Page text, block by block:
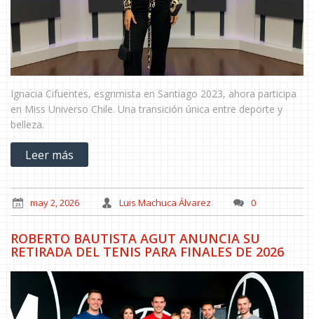
Ignacia Cifuentes, esgrimista en Santiago 2023, ahora participa
en Miss Universo Chile. Una transición única entre deporte y
belleza.
Leer más
may 2, 2026 Luis Machuca Álvarez 0
ROBERTO BAUTISTA AGUT ANUNCIA SU
RETIRADA DEL TENIS PARA FINALES DE 2026